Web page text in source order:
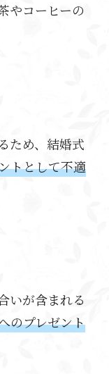
やコーヒーの
ため、結婚式
トとして不適
いが含まれる
のプレゼント